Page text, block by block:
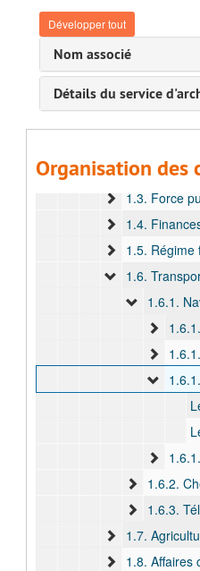
Développer tout
Nom associé
Détails du service
Organisation des
VII. Terme 7 (juillet
VIII. Terme 8
IX. Terme 9 (avril
X. Terme 10
1.2. Justice
1.3. Force
1.4.
1.5. Régime
1.6.
1.6.1.
1.6.1.2.
1.6.1.3.
1.6.2.
1.6.3.
1.7.
1.8. Affaires